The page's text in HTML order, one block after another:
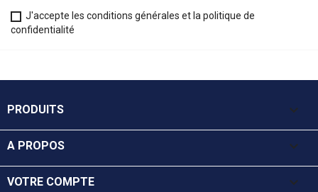
J'accepte les conditions générales et la politique de
confidentialité
PRODUITS 
A PROPOS 
VOTRE COMPTE 